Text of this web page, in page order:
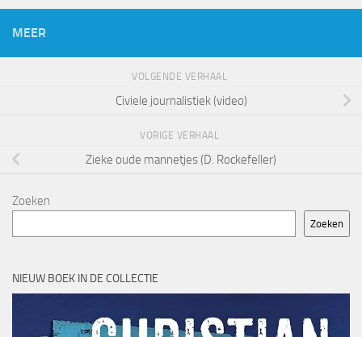
MEER
VOLGENDE VERHAAL
Civiele journalistiek (video)
VORIGE VERHAAL
Zieke oude mannetjes (D. Rockefeller)
Zoeken
Zoeken
NIEUW BOEK IN DE COLLECTIE